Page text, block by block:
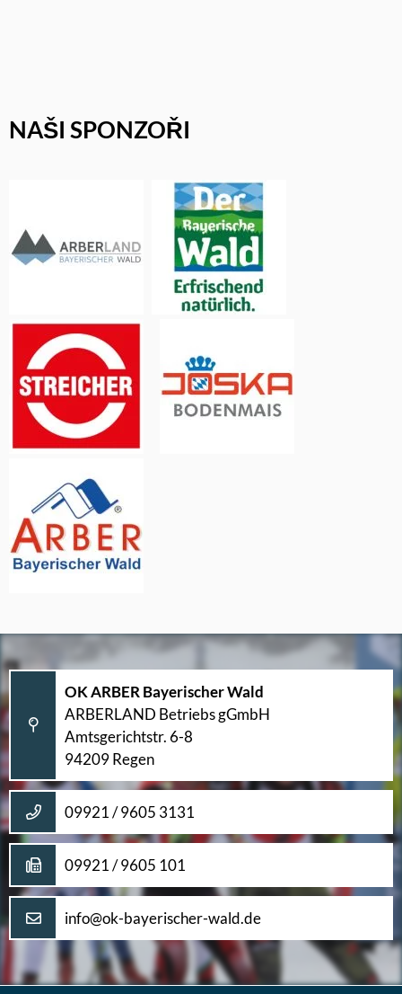
NAŠI SPONZOŘI
OK ARBER Bayerischer Wald
ARBERLAND Betriebs gGmbH
Amtsgerichtstr. 6-8
94209 Regen
09921 / 9605 3131
09921 / 9605 101
info@ok-bayerischer-wald.de